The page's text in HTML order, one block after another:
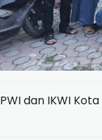
PWI dan IKWI